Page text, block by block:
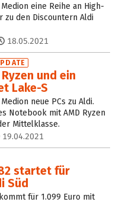
eine Reihe an High-
zu den Discountern Aldi
18.05.2021
und ein
Lake-S
neue PCs zu Aldi.
Notebook mit AMD Ryzen
Mittelklasse.
19.04.2021
startet für
Süd
für 1.099 Euro mit